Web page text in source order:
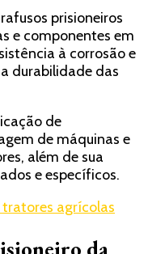
prisioneiros
e componentes em
à corrosão e
durabilidade das
de
de máquinas e
além de sua
e específicos.
agrícolas